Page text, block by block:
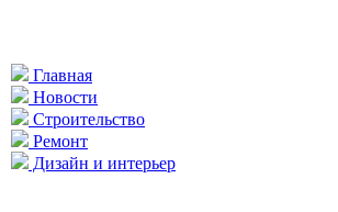
Главная
Новости
Строительство
Ремонт
Дизайн и интерьер